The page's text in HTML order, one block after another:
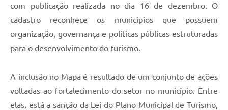
com publicação realizada no dia 16 de dezembro. O
cadastro reconhece os municípios que possuem
organização, governança e políticas públicas estruturadas
para o desenvolvimento do turismo.
A inclusão no Mapa é resultado de um conjunto de ações
voltadas ao fortalecimento do setor no município. Entre
elas, está a sanção da Lei do Plano Municipal de Turismo,